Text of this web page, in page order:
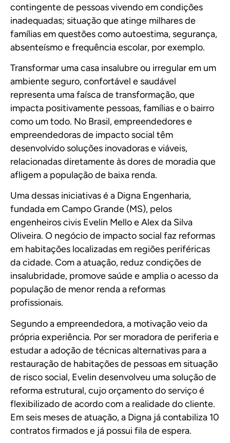
contingente de pessoas vivendo em condições
inadequadas; situação que atinge milhares de
famílias em questões como autoestima, segurança,
absenteísmo e frequência escolar, por exemplo.
Transformar uma casa insalubre ou irregular em um
ambiente seguro, confortável e saudável
representa uma faísca de transformação, que
impacta positivamente pessoas, famílias e o bairro
como um todo. No Brasil,empreendedores e
empreendedoras de impacto social têm
desenvolvido soluções inovadoras e viáveis,
relacionadas diretamente às dores de moradia que
afligem a população de baixa renda.
Uma dessas iniciativas é a Digna Engenharia,
fundada em Campo Grande (MS), pelos
engenheiros civis Evelin Mello e Alex da Silva
Oliveira. O negócio de impacto social faz reformas
em habitações localizadas em regiões periféricas
da cidade. Com a atuação, reduz condições de
insalubridade, promove saúde e amplia o acesso da
população de menor renda a reformas
profissionais.
Segundo a empreendedora, a motivação veio da
própria experiência. Por ser moradora de periferia e
estudar a adoção de técnicas alternativas para a
restauração de habitações de pessoas em situação
de risco social, Evelin desenvolveu uma solução de
reforma estrutural, cujo orçamento do serviço é
flexibilizado de acordo com a realidade do cliente.
Em seis meses de atuação, a Digna já contabiliza 10
contratos firmados e já possui fila de espera.